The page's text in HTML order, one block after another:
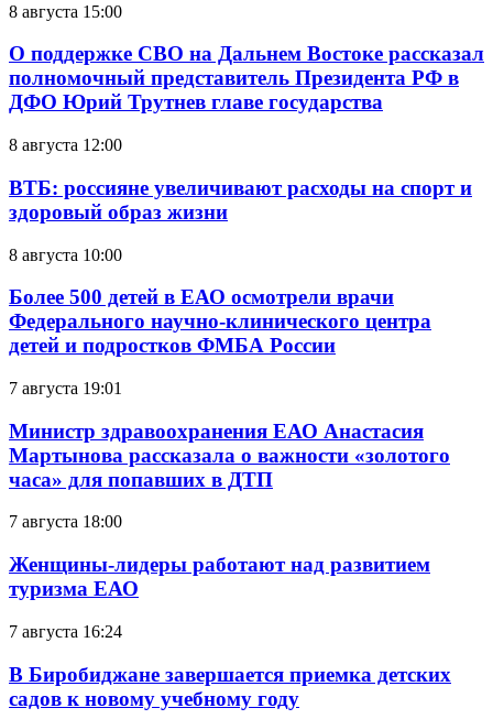
8 августа 15:00
О поддержке СВО на Дальнем Востоке рассказал
полномочный представитель Президента РФ в
ДФО Юрий Трутнев главе государства
8 августа 12:00
ВТБ: россияне увеличивают расходы на спорт и
здоровый образ жизни
8 августа 10:00
Более 500 детей в ЕАО осмотрели врачи
Федерального научно-клинического центра
детей и подростков ФМБА России
7 августа 19:01
Министр здравоохранения ЕАО Анастасия
Мартынова рассказала о важности «золотого
часа» для попавших в ДТП
7 августа 18:00
Женщины-лидеры работают над развитием
туризма ЕАО
7 августа 16:24
В Биробиджане завершается приемка детских
садов к новому учебному году